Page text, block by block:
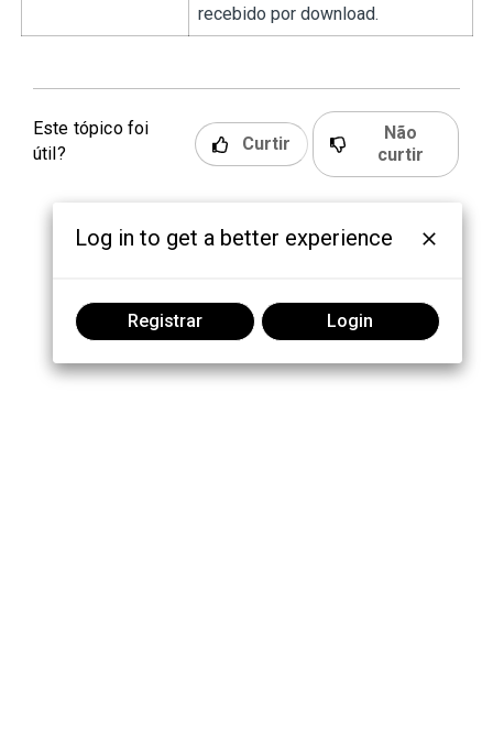
recebido por download.
Este tópico foi
útil?
Curtir
Não
curtir
Log in to get a better experience
Registrar Login